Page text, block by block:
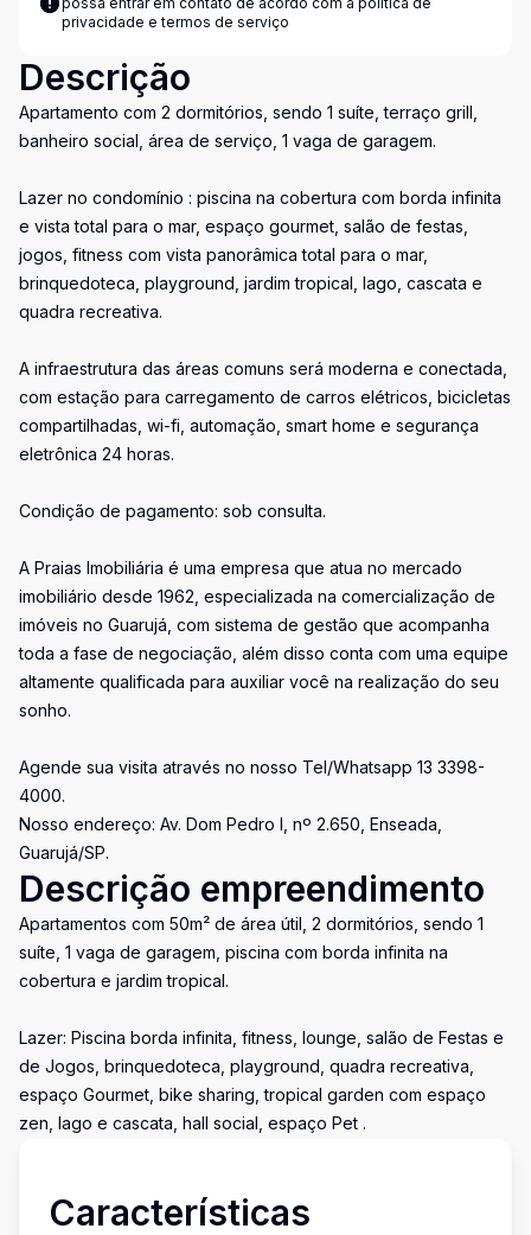
privacidade e termos de serviço
Descrição
Apartamento com 2 dormitórios, sendo 1 suíte, terraço grill,
banheiro social, área de serviço, 1 vaga de garagem.
Lazer no condomínio : piscina na cobertura com borda infinita
e vista total para o mar, espaço gourmet, salão de festas,
jogos, fitness com vista panorâmica total para o mar,
brinquedoteca, playground, jardim tropical, lago, cascata e
quadra recreativa.
A infraestrutura das áreas comuns será moderna e conectada,
com estação para carregamento de carros elétricos, bicicletas
compartilhadas, wi-fi, automação, smart home e segurança
eletrônica 24 horas.
Condição de pagamento: sob consulta.
A Praias Imobiliária é uma empresa que atua no mercado
imobiliário desde 1962, especializada na comercialização de
imóveis no Guarujá, com sistema de gestão que acompanha
toda a fase de negociação, além disso conta com uma equipe
altamente qualificada para auxiliar você na realização do seu
sonho.
Agende sua visita através no nosso Tel/Whatsapp 13 3398-
4000.
Nosso endereço: Av. Dom Pedro I, nº 2.650, Enseada,
Guarujá/SP.
Descrição empreendimento
Apartamentos com 50m² de área útil, 2 dormitórios, sendo 1
suíte, 1 vaga de garagem, piscina com borda infinita na
cobertura e jardim tropical.
Lazer: Piscina borda infinita, fitness, lounge, salão de Festas e
de Jogos, brinquedoteca, playground, quadra recreativa,
espaço Gourmet, bike sharing, tropical garden com espaço
zen, lago e cascata, hall social, espaço Pet .
Características